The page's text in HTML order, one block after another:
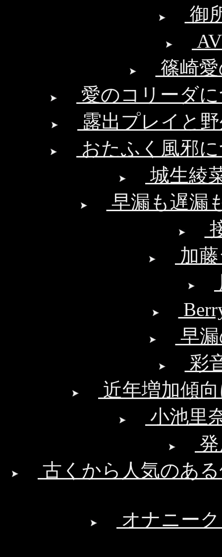
御
篠崎
愛のコリーダ
露出プレイと
おたふく風邪
城生綾
早漏も遅漏
加
早
彩
近年増加傾
小池里
古くから人気のあ
オナニー